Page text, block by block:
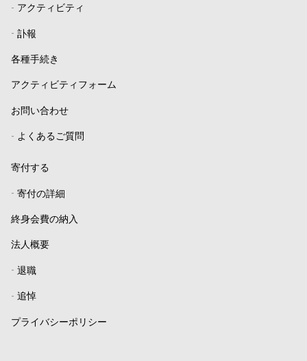
- アクティビティ
- 訃報
各種手続き
アクティビティフォーム
お問い合わせ
- よくあるご質問
寄付する
- 寄付の詳細
終身会費の納入
法人概要
- 退職
- 追悼
プライバシーポリシー